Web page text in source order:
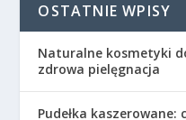
OSTATNIE WPISY
Naturalne kosmetyki
zdrowa pielęgnacja
Pudełka